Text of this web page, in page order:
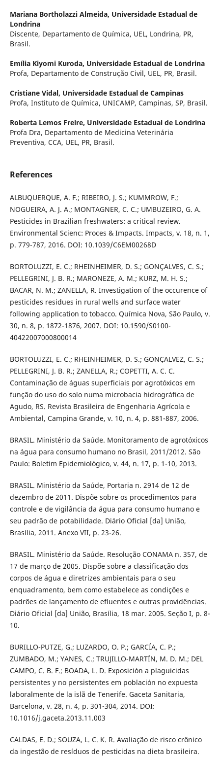
Mariana Bortholazzi Almeida, Universidade Estadual de
Londrina
Discente, Departamento de Química, UEL, Londrina, PR,
Brasil.
Emília Kiyomi Kuroda, Universidade Estadual de Londrina
Profa, Departamento de Construção Civil, UEL, PR, Brasil.
Cristiane Vidal, Universidade Estadual de Campinas
Profa, Instituto de Química, UNICAMP, Campinas, SP, Brasil.
Roberta Lemos Freire, Universidade Estadual de Londrina
Profa Dra, Departamento de Medicina Veterinária
Preventiva, CCA, UEL, PR, Brasil.
References
ALBUQUERQUE, A. F.; RIBEIRO, J. S.; KUMMROW, F.;
NOGUEIRA, A. J. A.; MONTAGNER, C. C.; UMBUZEIRO, G. A.
Pesticides in Brazilian freshwaters: a critical review.
Environmental Scienc: Proces & Impacts. Impacts, v. 18, n. 1,
p. 779-787, 2016. DOI: 10.1039/C6EM00268D
BORTOLUZZI, E. C.; RHEINHEIMER, D. S.; GONÇALVES, C. S.;
PELLEGRINI, J. B. R.; MARONEZE, A. M.; KURZ, M. H. S.;
BACAR, N. M.; ZANELLA, R. Investigation of the occurence of
pesticides residues in rural wells and surface water
following application to tobacco. Química Nova, São Paulo, v.
30, n. 8, p. 1872-1876, 2007. DOI: 10.1590/S0100-
40422007000800014
BORTOLUZZI, E. C.; RHEINHEIMER, D. S.; GONÇALVEZ, C. S.;
PELLEGRINI, J. B. R.; ZANELLA, R.; COPETTI, A. C. C.
Contaminação de águas superficiais por agrotóxicos em
função do uso do solo numa microbacia hidrográfica de
Agudo, RS. Revista Brasileira de Engenharia Agrícola e
Ambiental, Campina Grande, v. 10, n. 4, p. 881-887, 2006.
BRASIL. Ministério da Saúde. Monitoramento de agrotóxicos
na água para consumo humano no Brasil, 2011/2012. São
Paulo: Boletim Epidemiológico, v. 44, n. 17, p. 1-10, 2013.
BRASIL. Ministério da Saúde, Portaria n. 2914 de 12 de
dezembro de 2011. Dispõe sobre os procedimentos para
controle e de vigilância da água para consumo humano e
seu padrão de potabilidade. Diário Oficial [da] União,
Brasília, 2011. Anexo VII, p. 23-26.
BRASIL. Ministério da Saúde. Resolução CONAMA n. 357, de
17 de março de 2005. Dispõe sobre a classificação dos
corpos de água e diretrizes ambientais para o seu
enquadramento, bem como estabelece as condições e
padrões de lançamento de efluentes e outras providências.
Diário Oficial [da] União, Brasília, 18 mar. 2005. Seção I, p. 8-
10.
BURILLO-PUTZE, G.; LUZARDO, O. P.; GARCÍA, C. P.;
ZUMBADO, M.; YANES, C.; TRUJILLO-MARTÍN, M. D. M.; DEL
CAMPO, C. B. F.; BOADA, L. D. Exposición a plaguicidas
persistentes y no persistentes em población no expuesta
laboralmente de la islã de Tenerife. Gaceta Sanitaria,
Barcelona, v. 28, n. 4, p. 301-304, 2014. DOI:
10.1016/j.gaceta.2013.11.003
CALDAS, E. D.; SOUZA, L. C. K. R. Avaliação de risco crônico
da ingestão de resíduos de pesticidas na dieta brasileira.